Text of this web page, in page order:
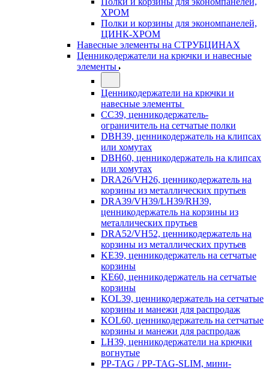
ХРОМ
Полки и корзины для экономпанелей,
ЦИНК-ХРОМ
Навесные элементы на СТРУБЦИНАХ
Ценникодержатели на крючки и навесные
элементы
Ценникодержатели на крючки и
навесные элементы
CC39, ценникодержатель-
ограничитель на сетчатые полки
DBH39, ценникодержатель на клипсах
или хомутах
DBH60, ценникодержатель на клипсах
или хомутах
DRA26/VH26, ценникодержатель на
корзины из металлических прутьев
DRA39/VH39/LH39/RH39,
ценникодержатель на корзины из
металлических прутьев
DRA52/VH52, ценникодержатель на
корзины из металлических прутьев
KE39, ценникодержатель на сетчатые
корзины
KE60, ценникодержатель на сетчатые
корзины
KOL39, ценникодержатель на сетчатые
корзины и манежи для распродаж
KOL60, ценникодержатель на сетчатые
корзины и манежи для распродаж
LH39, ценникодержатели на крючки
вогнутые
PP-TAG / PP-TAG-SLIM, мини-